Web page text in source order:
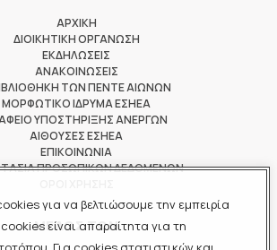
για να βελτιώσουμε την εμπειρία
είναι απαραίτητα για τη
ΑΡΧΙΚΗ
ΔΙΟΙΚΗΤΙΚΗ ΟΡΓΑΝΩΣΗ
ΕΚΔΗΛΩΣΕΙΣ
ΑΝΑΚΟΙΝΩΣΕΙΣ
ΤΩΝ ΠΕΝΤΕ ΑΙΩΝΩΝ
ΜΟΡΦΩΤΙΚΟ ΙΔΡΥΜΑ ΕΣΗΕΑ
ΥΠΟΣΤΗΡΙΞΗΣ ΑΝΕΡΓΩΝ
ΑΙΘΟΥΣΕΣ ΕΣΗΕΑ
ΕΠΙΚΟΙΝΩΝΙΑ
ΠΡΟΣΩΠΙΚΩΝ ΔΕΔΟΜΕΝΩΝ
ΜΕΛΟΣ ΤΩΝ